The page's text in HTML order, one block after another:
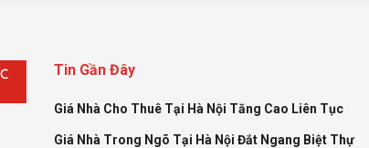
Tin Gần Đây
Giá Nhà Cho Thuê Tại Hà Nội Tăng Cao Liên Tục
Giá Nhà Trong Ngõ Tại Hà Nội Đắt Ngang Biệt Thự